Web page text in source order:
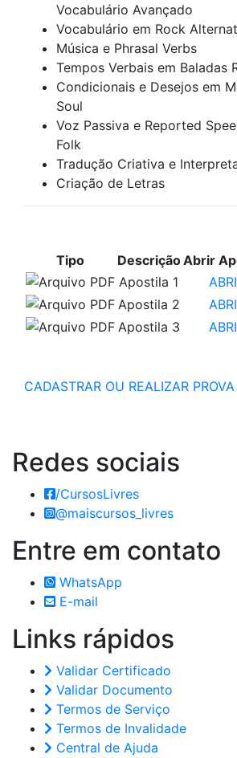
Vocabulário Avançado
Vocabulário em Rock
Música e Phrasal Verbs
Tempos Verbais em Baladas
Condicionais e Desejos em
Soul
Voz Passiva e Reported
Folk
Tradução Criativa e
Criação de Letras
Tipo DescriçãoAbrir
Apostila 1
Apostila 2
Apostila 3
CADASTRAR OU REALIZAR PROVA
Redes sociais
/CursosLivres
@maiscursos_livres
Entre em contato
WhatsApp
E-mail
Links rápidos
Validar Certificado
Validar Documento
Termos de Serviço
Termos de Invalidade
Central de Ajuda